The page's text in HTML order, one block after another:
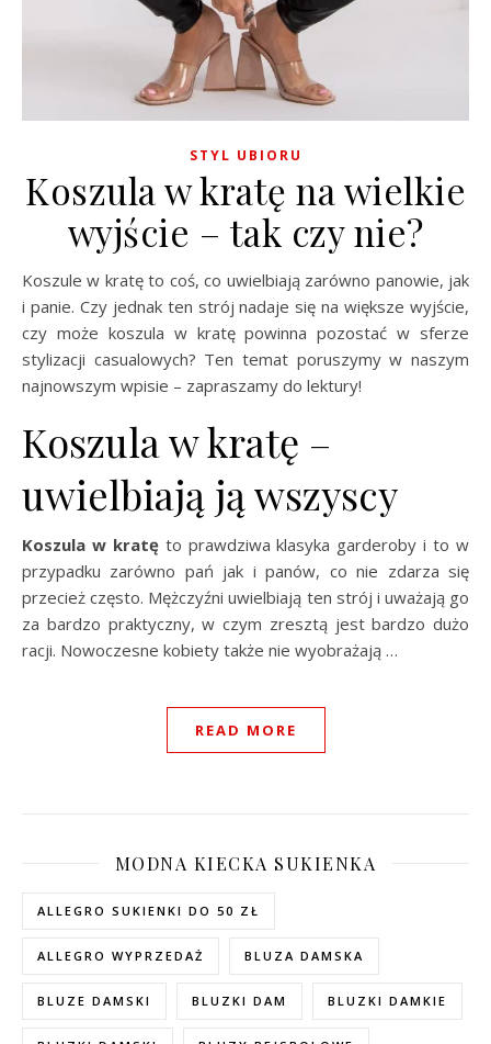
STYL UBIORU
Koszula w kratę na wielkie
wyjście – tak czy nie?
Koszule w kratę to coś, co uwielbiają zarówno panowie, jak
i panie. Czy jednak ten strój nadaje się na większe wyjście,
czy może koszula w kratę powinna pozostać w sferze
stylizacji casualowych? Ten temat poruszymy w naszym
najnowszym wpisie – zapraszamy do lektury!
Koszula w kratę –
uwielbiają ją wszyscy
Koszula w kratęto prawdziwa klasyka garderoby i to w
przypadku zarówno pań jak i panów, co nie zdarza się
przecież często. Mężczyźni uwielbiają ten strój i uważają go
za bardzo praktyczny, w czym zresztą jest bardzo dużo
racji. Nowoczesne kobiety także nie wyobrażają …
READ MORE
MODNA KIECKA SUKIENKA
ALLEGRO SUKIENKI DO 50 ZŁ
ALLEGRO WYPRZEDAŻ BLUZA DAMSKA
BLUZE DAMSKI BLUZKI DAM BLUZKI DAMKIE